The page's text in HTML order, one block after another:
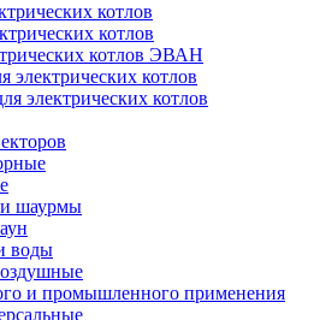
котлов
котлов
котлов ЭВАН
электрических котлов
электрических котлов
шаурмы
воды
и промышленного применения